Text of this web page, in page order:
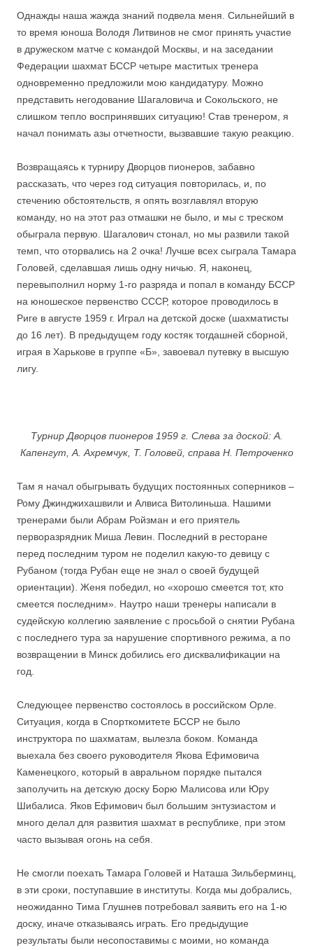
Однажды наша жажда знаний подвела меня. Сильнейший в
то время юноша Володя Литвинов не смог принять участие
в дружеском матче с командой Москвы, и на заседании
Федерации шахмат БССР четыре маститых тренера
одновременно предложили мою кандидатуру. Можно
представить негодование Шагаловича и Сокольского, не
слишком тепло воспринявших ситуацию! Став тренером, я
начал понимать азы отчетности, вызвавшие такую реакцию.
Возвращаясь к турниру Дворцов пионеров, забавно
рассказать, что через год ситуация повторилась, и, по
стечению обстоятельств, я опять возглавлял вторую
команду, но на этот раз отмашки не было, и мы с треском
обыграла первую. Шагалович стонал, но мы развили такой
темп, что оторвались на 2 очка! Лучше всех сыграла Тамара
Головей, сделавшая лишь одну ничью. Я, наконец,
перевыполнил норму 1-го разряда и попал в команду БССР
на юношеское первенство СССР, которое проводилось в
Риге в августе 1959 г. Играл на детской доске (шахматисты
до 16 лет). В предыдущем году костяк тогдашней сборной,
играя в Харькове в группе «Б», завоевал путевку в высшую
лигу.
Турнир Дворцов пионеров 1959 г. Слева за доской: А.
Капенгут, А. Ахремчук, Т. Головей, справа Н. Петроченко
Там я начал обыгрывать будущих постоянных соперников –
Рому Джинджихашвили и Алвиса Витолиньша. Нашими
тренерами были Абрам Ройзман и его приятель
перворазрядник Миша Левин. Последний в ресторане
перед последним туром не поделил какую-то девицу с
Рубаном (тогда Рубан еще не знал о своей будущей
ориентации). Женя победил, но «хорошо смеется тот, кто
смеется последним». Наутро наши тренеры написали в
судейскую коллегию заявление с просьбой о снятии Рубана
с последнего тура за нарушение спортивного режима, а по
возвращении в Минск добились его дисквалификации на
год.
Следующее первенство состоялось в российском Орле.
Ситуация, когда в Спорткомитете БССР не было
инструктора по шахматам, вылезла боком. Команда
выехала без своего руководителя Якова Ефимовича
Каменецкого, который в авральном порядке пытался
заполучить на детскую доску Борю Малисова или Юру
Шибалиса. Яков Ефимович был большим энтузиастом и
много делал для развития шахмат в республике, при этом
часто вызывая огонь на себя.
Не смогли поехать Тамара Головей и Наташа Зильберминц,
в эти сроки, поступавшие в институты. Когда мы добрались,
неожиданно Тима Глушнев потребовал заявить его на 1-ю
доску, иначе отказываясь играть. Его предыдущие
результаты были несопоставимы с моими, но команда